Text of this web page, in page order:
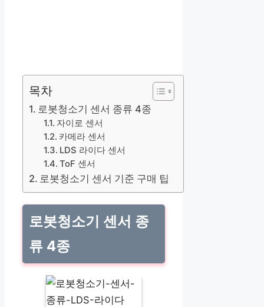
목차
로봇청소기 센서 종류 4종
자이로 센서
카메라 센서
LDS 라이다 센서
ToF 센서
로봇청소기 센서 기준 구매 팁
로봇청소기 센서 종
류 4종